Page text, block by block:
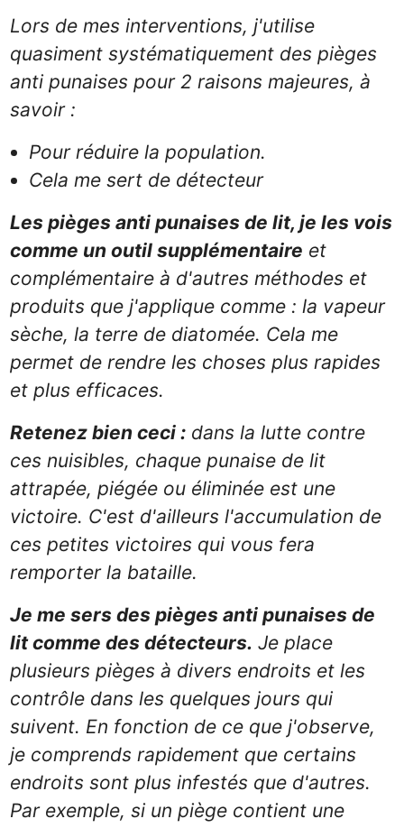
Lors de mes interventions, j'utilise
quasiment systématiquement des pièges
anti punaises pour 2 raisons majeures, à
savoir :
Pour réduire la population.
Cela me sert de détecteur
Les pièges anti punaises de lit, je les vois
comme un outil supplémentaire et
complémentaire à d'autres méthodes et
produits que j'applique comme : la vapeur
sèche, la terre de diatomée. Cela me
permet de rendre les choses plus rapides
et plus efficaces.
Retenez bien ceci : dans la lutte contre
ces nuisibles, chaque punaise de lit
attrapée, piégée ou éliminée est une
victoire. C'est d'ailleurs l'accumulation de
ces petites victoires qui vous fera
remporter la bataille.
Je me sers des pièges anti punaises de
lit comme des détecteurs. Je place
plusieurs pièges à divers endroits et les
contrôle dans les quelques jours qui
suivent. En fonction de ce que j'observe,
je comprends rapidement que certains
endroits sont plus infestés que d'autres.
Par exemple, si un piège contient une